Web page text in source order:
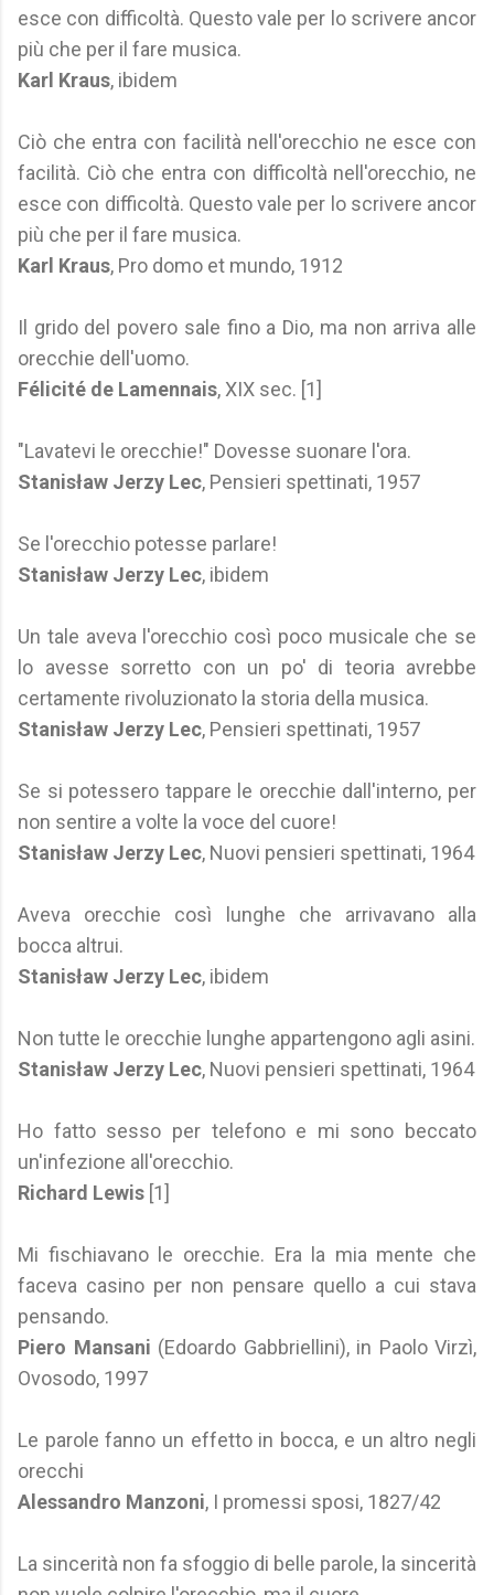
esce con difficoltà. Questo vale per lo scrivere ancor
più che per il fare musica.
Karl Kraus, ibidem
Ciò che entra con facilità nell'orecchio ne esce con
facilità. Ciò che entra con difficoltà nell'orecchio, ne
esce con difficoltà. Questo vale per lo scrivere ancor
più che per il fare musica.
Karl Kraus, Pro domo et mundo, 1912
Il grido del povero sale fino a Dio, ma non arriva alle
orecchie dell'uomo.
Félicité de Lamennais, XIX sec. [1]
"Lavatevi le orecchie!" Dovesse suonare l'ora.
Stanisław Jerzy Lec, Pensieri spettinati, 1957
Se l'orecchio potesse parlare!
Stanisław Jerzy Lec, ibidem
Un tale aveva l'orecchio così poco musicale che se
lo avesse sorretto con un po' di teoria avrebbe
certamente rivoluzionato la storia della musica.
Stanisław Jerzy Lec, Pensieri spettinati, 1957
Se si potessero tappare le orecchie dall'interno, per
non sentire a volte la voce del cuore!
Stanisław Jerzy Lec, Nuovi pensieri spettinati, 1964
Aveva orecchie così lunghe che arrivavano alla
bocca altrui.
Stanisław Jerzy Lec, ibidem
Non tutte le orecchie lunghe appartengono agli asini.
Stanisław Jerzy Lec, Nuovi pensieri spettinati, 1964
Ho fatto sesso per telefono e mi sono beccato
un'infezione all'orecchio.
Richard Lewis [1]
Mi fischiavano le orecchie. Era la mia mente che
faceva casino per non pensare quello a cui stava
pensando.
Piero Mansani (Edoardo Gabbriellini), in Paolo Virzì,
Ovosodo, 1997
Le parole fanno un effetto in bocca, e un altro negli
orecchi
Alessandro Manzoni, I promessi sposi, 1827/42
La sincerità non fa sfoggio di belle parole, la sincerità